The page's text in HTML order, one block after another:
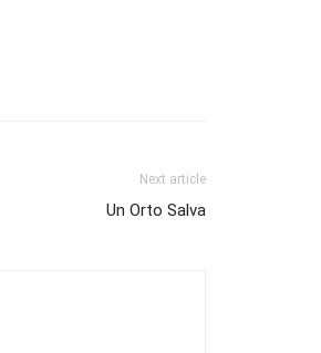
Next article
Un Orto Salva